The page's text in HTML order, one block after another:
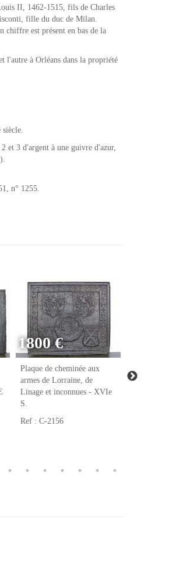
II, 1462-1515, fils de Charles
fille du duc de Milan.
chiffre est présent en bas de la
l'autre à Orléans dans la propriété
siècle.
et 3 d'argent à une guivre d'azur,
n° 1255.
1800 €
Plaque de cheminée aux
armes de Lorraine, de
Linage et inconnues - XVIe
S.
Ref : C-2156
Plaque de
armes de